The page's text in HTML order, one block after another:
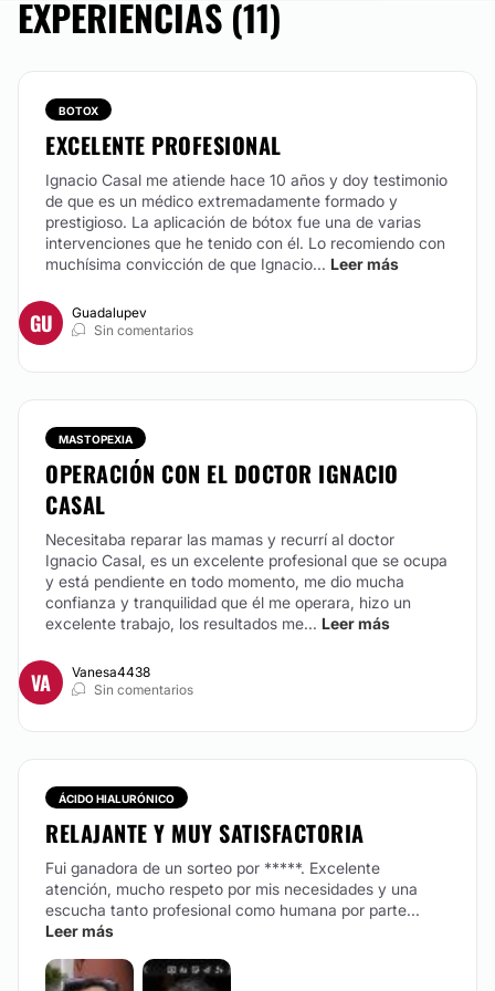
anatomía. A algunas de estas pacientes, este
problema les genera dolor. La labioplastía es una
apariencia mas juvenil, mejorando su vida intima y,
muchas veces, mejorando la sensibilidad.
OTOPLASTIA
a menor edad. Por lo general son pacientes jóvenes
que acarrean el problema de orejas en asa desde
de la oreja reposicionandola donde corresponde.
Recomendamos usar un gorro o una bincha unos días
después de la cirugia.
CONTACTAR
ALARGAMIENTO DE PENE
dejan marcas en la piel y en la vagina. Estas lesiones
pueden dar lugar a dolor, falta de deseo o disminución
sensibilidad y una vida sexual mas plena.
CONTACTAR
BLEFAROPLASTIA
Después de los 40 años, la blefaroplastia es una de
EXPERIENCIAS (11)
BOTOX
EXCELENTE PROFESIONAL
Ignacio Casal me atiende hace 10 años y doy testimonio
de que es un médico extremadamente formado y
prestigioso. La aplicación de bótox fue una de varias
intervenciones que he tenido con él. Lo recomiendo con
muchísima convicción de que Ignacio... Leer más
GU
Guadalupev
Sin comentarios
MASTOPEXIA
OPERACIÓN CON EL DOCTOR IGNACIO
CASAL
Necesitaba reparar las mamas y recurrí al doctor
Ignacio Casal, es un excelente profesional que se ocupa
y está pendiente en todo momento, me dio mucha
confianza y tranquilidad que él me operara, hizo un
excelente trabajo, los resultados me... Leer más
VA
Vanesa4438
Sin comentarios
ÁCIDO HIALURÓNICO
RELAJANTE Y MUY SATISFACTORIA
Fui ganadora de un sorteo por *****. Excelente
atención, mucho respeto por mis necesidades y una
escucha tanto profesional como humana por parte...
Leer más